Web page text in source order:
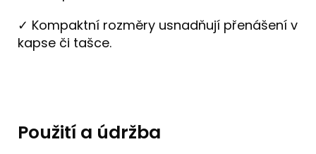
✓ Kompaktní rozměry usnadňují přenášení v
kapse či tašce.
Použití a údržba